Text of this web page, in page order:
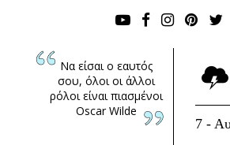
Να είσαι ο εαυτός
σου, όλοι οι άλλοι
ρόλοι είναι πιασμένοι
Oscar Wilde
7 -